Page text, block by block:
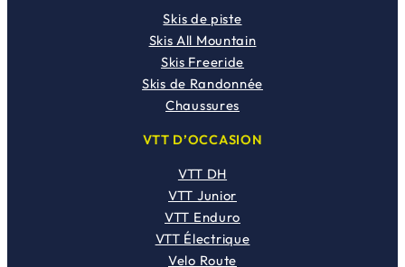
Skis de piste
Skis All Mountain
Skis Freeride
Skis de Randonnée
Chaussures
VTT D’OCCASION
VTT DH
VTT Junior
VTT Enduro
VTT Électrique
Velo Route